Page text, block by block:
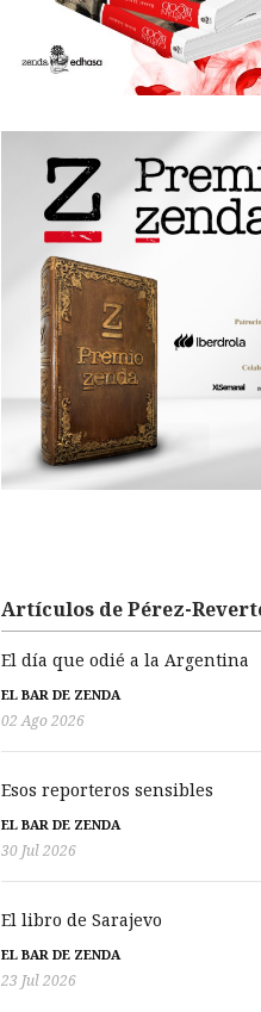
Artículos de Pérez-
El día que odié a la Argentina
EL BAR DE ZENDA
02 Ago 2026
Esos reporteros sensibles
EL BAR DE ZENDA
30 Jul 2026
El libro de Sarajevo
EL BAR DE ZENDA
23 Jul 2026